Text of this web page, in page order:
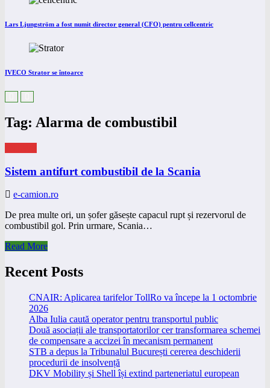
Lars Ljungström a fost numit director general (CFO) pentru cellcentric
IVECO Strator se întoarce
Tag: Alarma de combustibil
Sistem antifurt combustibil de la Scania
e-camion.ro
De prea multe ori, un șofer găsește capacul rupt și rezervorul de
combustibil gol. Prin urmare, Scania…
Read More
Recent Posts
CNAIR: Aplicarea tarifelor TollRo va începe la 1 octombrie
2026
Alba Iulia caută operator pentru transportul public
Două asociații ale transportatorilor cer transformarea schemei
de compensare a accizei în mecanism permanent
STB a depus la Tribunalul București cererea deschiderii
procedurii de insolvență
DKV Mobility și Shell își extind parteneriatul european